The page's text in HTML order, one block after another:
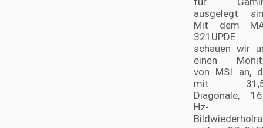
ausgelegt
Mit dem
321UPDE
schauen wir
einen
von MSI an,
mit
Diagonale,
Hz-